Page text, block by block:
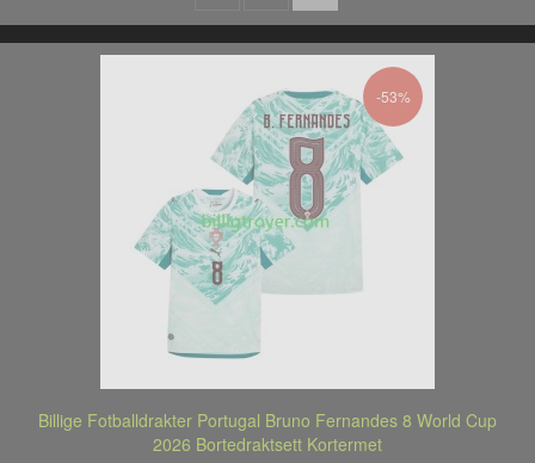
-53%
Billige Fotballdrakter Portugal Bruno Fernandes 8 World Cup
2026 Bortedraktsett Kortermet